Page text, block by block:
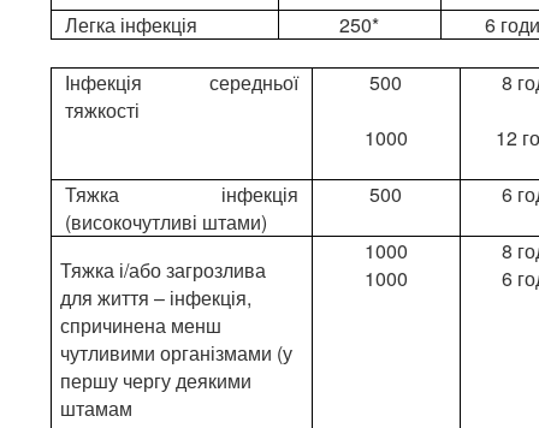
Легка інфекція
250* 6
Інфекція середньої
тяжкості
500
1000
8
12
Тяжка інфекція
(високочутливі штами)
500 6
Тяжка і/або загрозлива
для життя – інфекція,
спричинена менш
чутливими організмами (у
першу чергу деякими
штамам
1000
1000
8
6